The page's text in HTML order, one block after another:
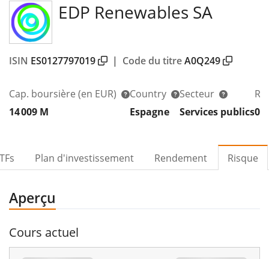
EDP Renewables SA
ISIN ES0127797019 | Code du titreA0Q249
Cap. boursière (en EUR)
14 009 M
Country
Espagne
Secteur
Services publics
Plan d'investissement Rendement Risque
Aperçu
Cours actuel